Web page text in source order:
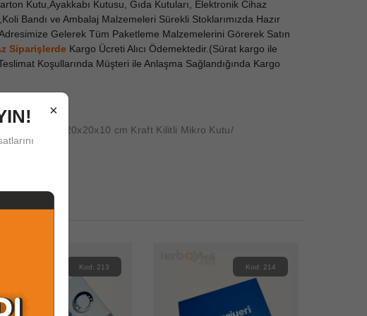
Kutu,Ayakkabı Kutusu, Gıda Kutuları, Elektronik Cihaz
Bandı ve Ambalaj Malzemeleri Sürekli Stoklarımızda Hazır
Gelerek Tüm Paketleme Malzemelerini Görerek Satın
Siparişlerde Kargo Ücreti Alıcı Ödemektedir.(Sürat kargo ile
Koşullarında Müşteri ile Anlaşma Sağlandığında Kargo
20x20x10 cm Kraft Kilitli Mikro Kutu
Kod: 213 Kod: 214
×